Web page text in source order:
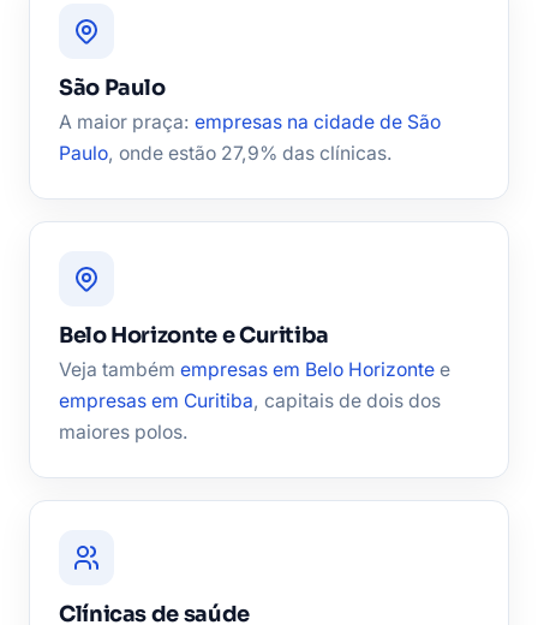
São Paulo
A maior praça: empresas na cidade de São
Paulo, onde estão 27,9% das clínicas.
Belo Horizonte e Curitiba
Veja também empresas em Belo Horizonte e
empresas em Curitiba, capitais de dois dos
maiores polos.
Clínicas de saúde